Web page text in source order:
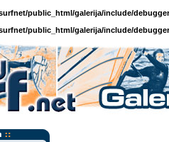
public_html/galerija/include/
public_html/galerija/include/